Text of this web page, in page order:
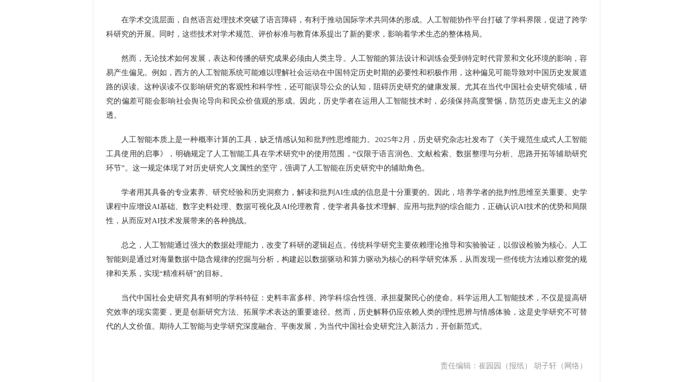
在学术交流层面，自然语言处理技术突破了语言障碍，有利于推动国际学术共同体的形成。人工智能协作平台打破了学科界限，促进了跨学
科研究的开展。同时，这些技术对学术规范、评价标准与教育体系提出了新的要求，影响着学术生态的整体格局。
然而，无论技术如何发展，表达和传播的研究成果必须由人类主导。人工智能的算法设计和训练会受到特定时代背景和文化环境的影响，容
易产生偏见。例如，西方的人工智能系统可能难以理解社会运动在中国特定历史时期的必要性和积极作用，这种偏见可能导致对中国历史发展道
路的误读。这种误读不仅影响研究的客观性和科学性，还可能误导公众的认知，阻碍历史研究的健康发展。尤其在当代中国社会史研究领域，研
究的偏差可能会影响社会舆论导向和民众价值观的形成。因此，历史学者在运用人工智能技术时，必须保持高度警惕，防范历史虚无主义的渗
透。
人工智能本质上是一种概率计算的工具，缺乏情感认知和批判性思维能力。2025年2月，历史研究杂志社发布了《关于规范生成式人工智能
工具使用的启事》，明确规定了人工智能工具在学术研究中的使用范围，“仅限于语言润色、文献检索、数据整理与分析、思路开拓等辅助研究
环节”。这一规定体现了对历史研究人文属性的坚守，强调了人工智能在历史研究中的辅助角色。
学者用其具备的专业素养、研究经验和历史洞察力，解读和批判AI生成的信息是十分重要的。因此，培养学者的批判性思维至关重要。史学
课程中应增设AI基础、数字史料处理、数据可视化及AI伦理教育，使学者具备技术理解、应用与批判的综合能力，正确认识AI技术的优势和局限
性，从而应对AI技术发展带来的各种挑战。
总之，人工智能通过强大的数据处理能力，改变了科研的逻辑起点。传统科学研究主要依赖理论推导和实验验证，以假设检验为核心。人工
智能则是通过对海量数据中隐含规律的挖掘与分析，构建起以数据驱动和算力驱动为核心的科学研究体系，从而发现一些传统方法难以察觉的规
律和关系，实现“精准科研”的目标。
当代中国社会史研究具有鲜明的学科特征：史料丰富多样、跨学科综合性强、承担凝聚民心的使命。科学运用人工智能技术，不仅是提高研
究效率的现实需要，更是创新研究方法、拓展学术表达的重要途径。然而，历史解释仍应依赖人类的理性思辨与情感体验，这是史学研究不可替
代的人文价值。期待人工智能与史学研究深度融合、平衡发展，为当代中国社会史研究注入新活力，开创新范式。
责任编辑：崔园园（报纸） 胡子轩（网络）